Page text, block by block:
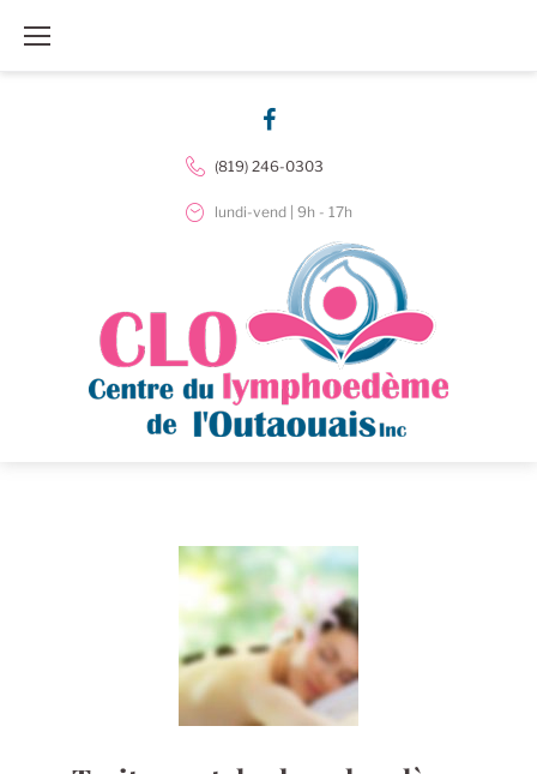
(819) 246-0303
lundi-vend | 9h - 17h